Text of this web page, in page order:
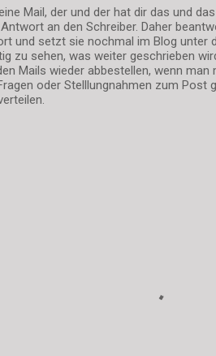
Mail, der und der hat dir das und
an den Schreiber. Daher
und setzt sie nochmal im Blog unter
zu sehen, was weiter geschrieben
Mails wieder abbestellen, wenn man
oder Stelllungnahmen zum Post